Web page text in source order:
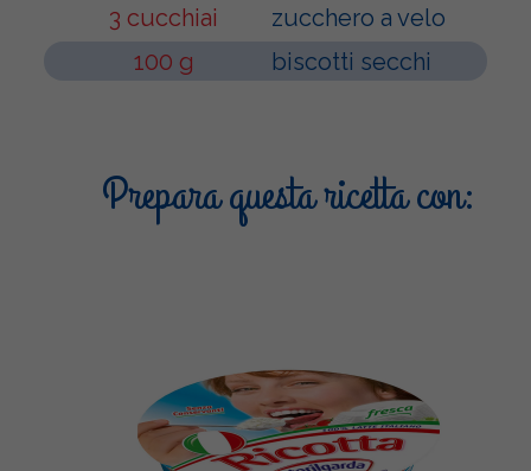
3 cucchiai
zucchero a velo
100 g
biscotti secchi
Prepara questa ricetta con: